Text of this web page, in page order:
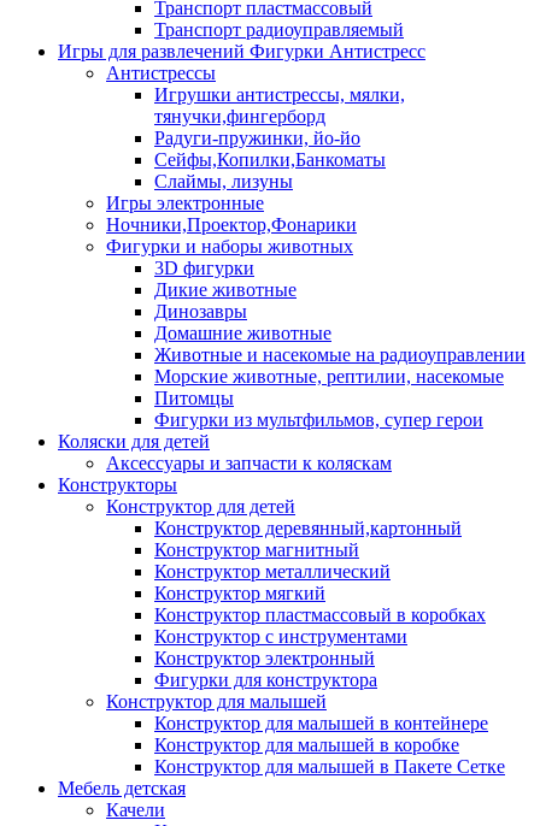
Транспорт пластмассовый
Транспорт радиоуправляемый
Игры для развлечений Фигурки Антистресс
Антистрессы
Игрушки антистрессы, мялки,
тянучки,фингерборд
Радуги-пружинки, йо-йо
Сейфы,Копилки,Банкоматы
Слаймы, лизуны
Игры электронные
Ночники,Проектор,Фонарики
Фигурки и наборы животных
3D фигурки
Дикие животные
Динозавры
Домашние животные
Животные и насекомые на радиоуправлении
Морские животные, рептилии, насекомые
Питомцы
Фигурки из мультфильмов, супер герои
Коляски для детей
Аксессуары и запчасти к коляскам
Конструкторы
Конструктор для детей
Конструктор деревянный,картонный
Конструктор магнитный
Конструктор металлический
Конструктор мягкий
Конструктор пластмассовый в коробках
Конструктор с инструментами
Конструктор электронный
Фигурки для конструктора
Конструктор для малышей
Конструктор для малышей в контейнере
Конструктор для малышей в коробке
Конструктор для малышей в Пакете Сетке
Мебель детская
Качели